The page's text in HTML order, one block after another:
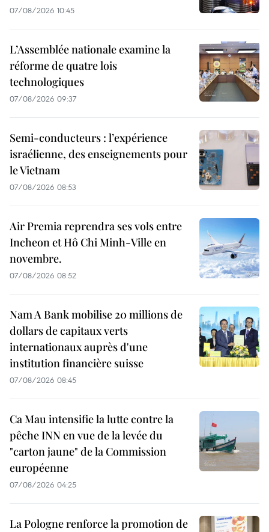
07/08/2026 10:45
L’Assemblée nationale examine la
réforme de quatre lois
technologiques
07/08/2026 09:37
Semi-conducteurs : l’expérience
israélienne, des enseignements pour
le Vietnam
07/08/2026 08:53
Air Premia reprendra ses vols entre
Incheon et Hô Chi Minh-Ville en
novembre.
07/08/2026 08:52
Nam A Bank mobilise 20 millions de
dollars de capitaux verts
internationaux auprès d'une
institution financière suisse
07/08/2026 08:45
Ca Mau intensifie la lutte contre la
pêche INN en vue de la levée du
"carton jaune" de la Commission
européenne
07/08/2026 04:25
La Pologne renforce la promotion de